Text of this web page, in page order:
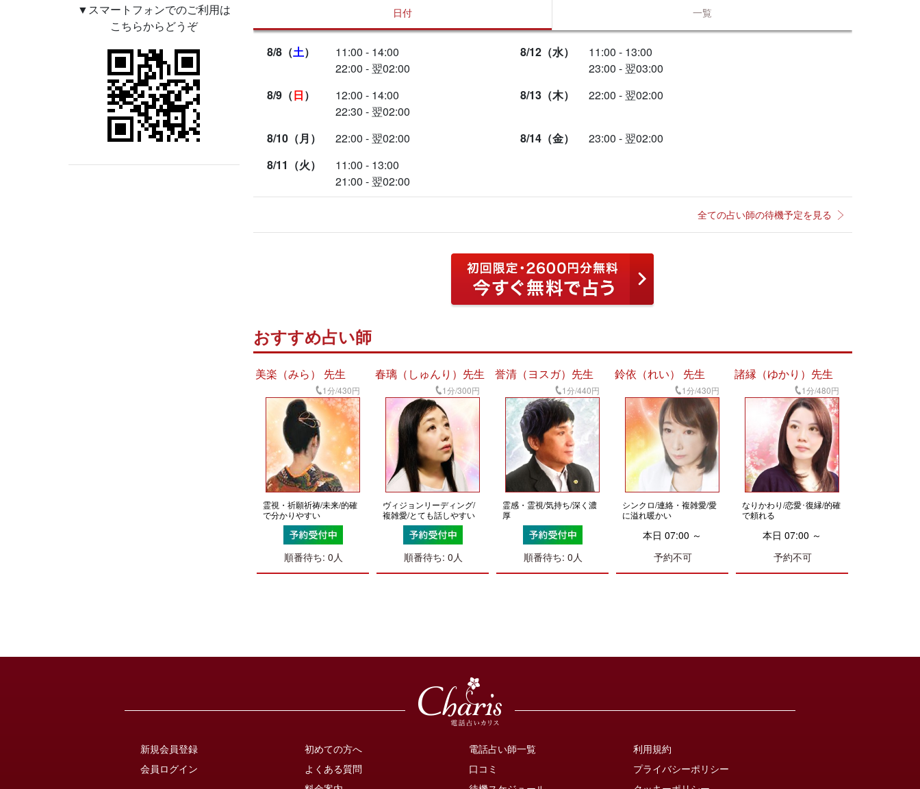
▼スマートフォンでのご利用は
こちらからどうぞ
日付 一覧
8/8（土）
11:00 - 14:00
22:00 - 翌02:00
8/9（日）
12:00 - 14:00
22:30 - 翌02:00
8/10（月）
22:00 - 翌02:00
8/11（火）
11:00 - 13:00
21:00 - 翌02:00
8/12（水）
11:00 - 13:00
23:00 - 翌03:00
8/13（木）
22:00 - 翌02:00
8/14（金） 23:00 - 翌02:00
全ての占い師の待機予定を見る
おすすめ占い師
美楽（みら） 先生
1分/430円
霊視・祈願祈祷/未来/的確
で分かりやすい
順番待ち: 0人
春璃（しゅんり）先生
1分/300円
ヴィジョンリーディング/
複雑愛/とても話しやすい
順番待ち: 0人
誉清（ヨスガ）先生
1分/440円
霊感・霊視/気持ち/深く濃
厚
順番待ち: 0人
鈴依（れい） 先生
1分/430円
シンクロ/連絡・複雑愛/愛
に溢れ暖かい
本日 07:00 ～
予約不可
諸縁（ゆかり）先生
1分/480円
なりかわり/恋愛･復縁/的確
で頼れる
本日 07:00 ～
予約不可
新規会員登録
会員ログイン
初めての方へ
よくある質問
電話占い師一覧
口コミ
利用規約
プライバシーポリシー